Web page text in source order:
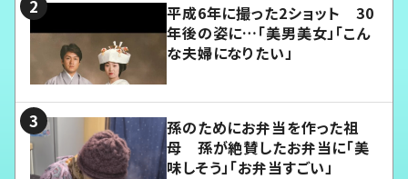
平成6年に撮った2ショット 30
年後の姿に…「美男美女」「こん
な夫婦になりたい」
孫のためにお弁当を作った祖
母 孫が絶賛したお弁当に「美
味しそう」「お弁当すごい」